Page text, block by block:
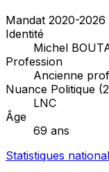
Mandat 2020-2026
Identité
Michel
Profession
Ancienne
Nuance Politique
LNC
Âge
69 ans
Statistiques